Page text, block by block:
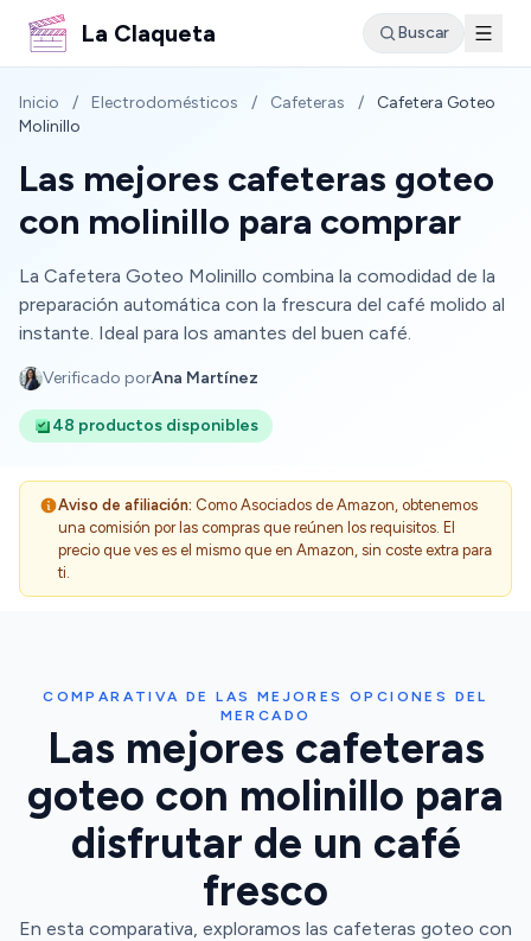
La Claqueta Buscar
Inicio / Electrodomésticos / Cafeteras /
Cafetera Goteo
Molinillo
Las mejores cafeteras goteo
con molinillo para comprar
La Cafetera Goteo Molinillo combina la comodidad de la
preparación automática con la frescura del café molido al
instante. Ideal para los amantes del buen café.
Verificado porAna Martínez
48 productos disponibles
Aviso de afiliación: Como Asociados de Amazon, obtenemos
una comisión por las compras que reúnen los requisitos. El
precio que ves es el mismo que en Amazon, sin coste extra para
ti.
COMPARATIVA DE LAS MEJORES OPCIONES DEL
MERCADO
Las mejores cafeteras
goteo con molinillo para
disfrutar de un café
fresco
En esta comparativa, exploramos las cafeteras goteo con